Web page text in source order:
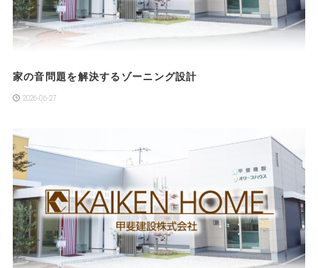
家の音問題を解決するゾーニング設計
2026-06-27